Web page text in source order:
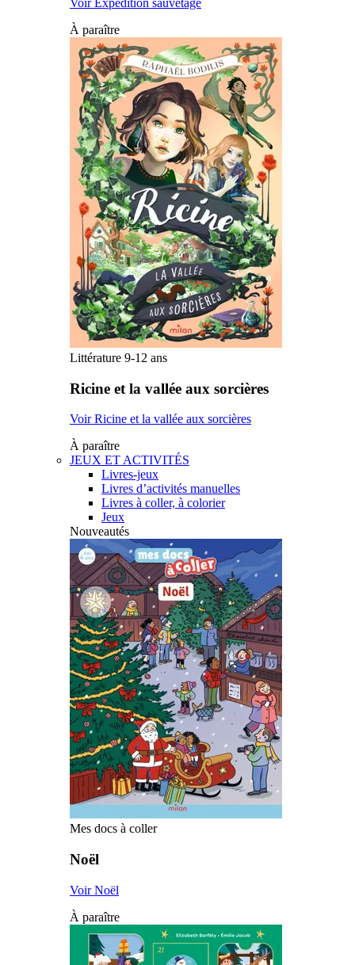
À paraître
Littérature 9-12 ans
Ricine et la vallée aux sorcières
Voir Ricine et la vallée aux sorcières
À paraître
JEUX ET ACTIVITÉS
Livres-jeux
Livres d’activités manuelles
Livres à coller, à colorier
Jeux
Nouveautés
Mes docs à coller
Noël
Voir Noël
À paraître